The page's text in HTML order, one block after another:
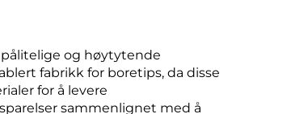
og høytytende
fabrikk for boretips, da disse
for å levere
sammenlignet med å